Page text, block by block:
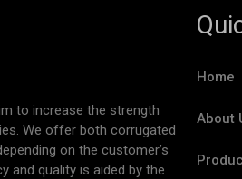
to increase the strength
We offer both corrugated
on the customer’s
and quality is aided by the
Home
About